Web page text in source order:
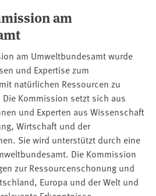
am
am Umweltbundesamt wurde
und Expertise zum
natürlichen Ressourcen zu
Kommission setzt sich aus
und Experten aus Wissenschaft
Wirtschaft und der
Sie wird unterstützt durch eine
Die Kommission
zur Ressourcenschonung und
Europa und der Welt und